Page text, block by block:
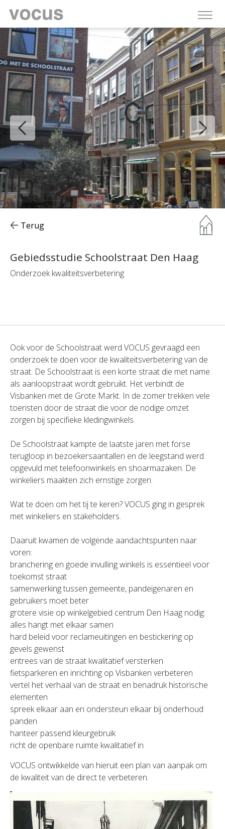
Gebiedsstudie Schoolstraat Den Haag
Onderzoek kwaliteitsverbetering
Terug
Ook voor de Schoolstraat werd VOCUS gevraagd een
onderzoek te doen voor de kwaliteitsverbetering van de
straat. De Schoolstraat is een korte straat die met name
als aanloopstraat wordt gebruikt. Het verbindt de
Visbanken met de Grote Markt. In de zomer trekken vele
toeristen door de straat die voor de nodige omzet
zorgen bij specifieke kledingwinkels.
De Schoolstraat kampte de laatste jaren met forse
terugloop in bezoekersaantallen en de leegstand werd
opgevuld met telefoonwinkels en shoarmazaken. De
winkeliers maakten zich ernstige zorgen.
Wat te doen om het tij te keren? VOCUS ging in gesprek
met winkeliers en stakeholders.
Daaruit kwamen de volgende aandachtspunten naar
voren:
branchering en goede invulling winkels is essentieel voor
toekomst straat
samenwerking tussen gemeente, pandeigenaren en
gebruikers moet beter
grotere visie op winkelgebied centrum Den Haag nodig:
alles hangt met elkaar samen
hard beleid voor reclameuitingen en bestickering op
gevels gewenst
entrees van de straat kwalitatief versterken
fietsparkeren en inrichting op Visbanken verbeteren
vertel het verhaal van de straat en benadruk historische
elementen
spreek elkaar aan en ondersteun elkaar bij onderhoud
panden
hanteer passend kleurgebruik
richt de openbare ruimte kwalitatief in
VOCUS ontwikkelde van hieruit een plan van aanpak om
de kwaliteit van de direct te verbeteren.